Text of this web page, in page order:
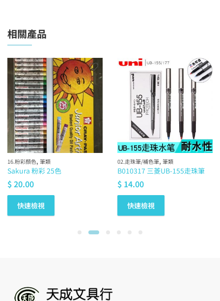
相關產品
16.粉彩顏色, 筆類
Sakura 粉彩 25色
$20.00
快速檢視
02.走珠筆/補色筆, 筆類
B010317 三菱UB-155走珠筆
$ 14.00
快速檢視